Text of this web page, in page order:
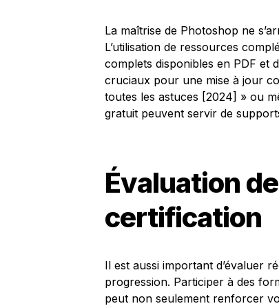
La maîtrise de Photoshop ne
L’utilisation de ressources
complets disponibles en PDF et
cruciaux pour une mise à jour
toutes les astuces [2024] » ou
gratuit peuvent servir de
Évaluation
certification
Il est aussi important d’évaluer
progression. Participer à des
peut non seulement renforcer